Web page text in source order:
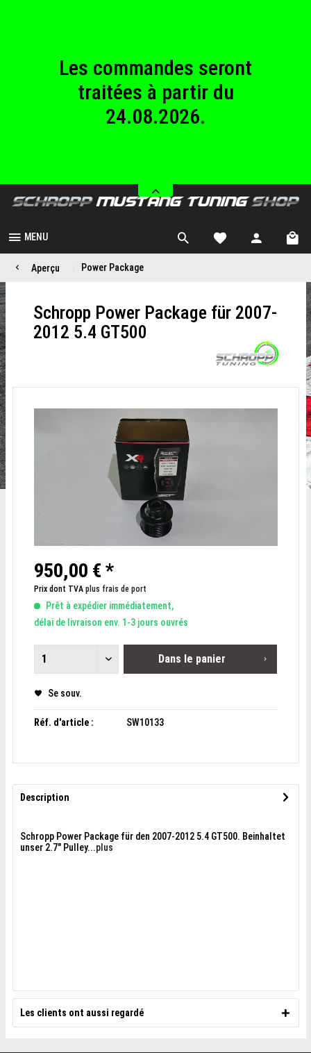
Les commandes seront
traitées à partir du
24.08.2026.
au dimanche
23.08.2026.
MENU
Aperçu Power Package
Schropp Power Package für 2007-
2012 5.4 GT500
950,00 € *
Prix dont TVA plus frais de port
Prêt à expédier immédiatement,
délai de livraison env. 1-3 jours ouvrés
Dans le panier
Se souv.
Réf. d'article : SW10133
Description
Schropp Power Package für den 2007-2012 5.4 GT500. Beinhaltet
unser 2.7" Pulley...plus
Les clients ont aussi regardé